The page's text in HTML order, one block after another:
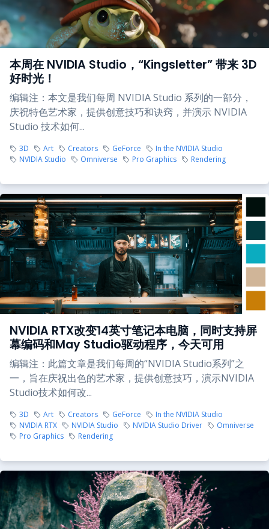
本周在 NVIDIA Studio，“Kingsletter” 带来 3D
好时光！
编辑注：本文是我们每周 NVIDIA Studio 系列的一部分，
庆祝特色艺术家，提供创意技巧和诀窍，并演示 NVIDIA
Studio 技术如何...
3D Art Creators GeForce
In the NVIDIA Studio
NVIDIA Studio
Omniverse Pro Graphics Rendering
NVIDIA RTX改变14英寸笔记本电脑，同时支持屏
幕编码和May Studio驱动程序，今天可用
编辑注：此篇文章是我们每周的“NVIDIA Studio系列”之
一，旨在庆祝出色的艺术家，提供创意技巧，演示NVIDIA
Studio技术如何改...
3D Art Creators GeForce
In the NVIDIA Studio
NVIDIA RTX
NVIDIA Studio NVIDIA Studio Driver
Omniverse
Pro Graphics
Rendering